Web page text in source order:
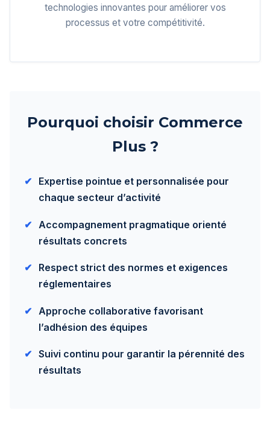
technologies innovantes pour améliorer vos
processus et votre compétitivité.
Pourquoi choisir Commerce
Plus ?
Expertise pointue et personnalisée pour
chaque secteur d’activité
Accompagnement pragmatique orienté
résultats concrets
Respect strict des normes et exigences
réglementaires
Approche collaborative favorisant
l’adhésion des équipes
Suivi continu pour garantir la pérennité des
résultats